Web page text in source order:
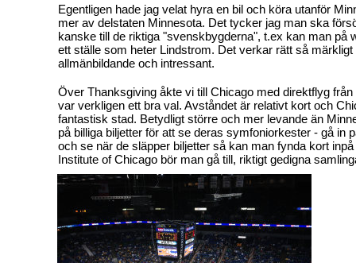
Egentligen hade jag velat hyra en bil och köra utanför
mer av delstaten Minnesota. Det tycker jag man ska
kanske till de riktiga "svenskbygderna", t.ex kan man på
ett ställe som heter Lindstrom. Det verkar rätt så
allmänbildande och intressant.
Över Thanksgiving åkte vi till Chicago med direktflyg
var verkligen ett bra val. Avståndet är relativt kort och
fantastisk stad. Betydligt större och mer levande än
på billiga biljetter för att se deras symfoniorkester - gå in
och se när de släpper biljetter så kan man fynda kort
Institute of Chicago bör man gå till, riktigt gedigna